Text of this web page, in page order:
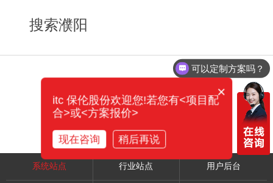
搜索濮阳
系统站点 行业站点 用户后台
可以定制方案吗？
×
itc 保伦股份欢迎您!若您有<项目配
合>或<方案报价>
现在咨询 稍后再说